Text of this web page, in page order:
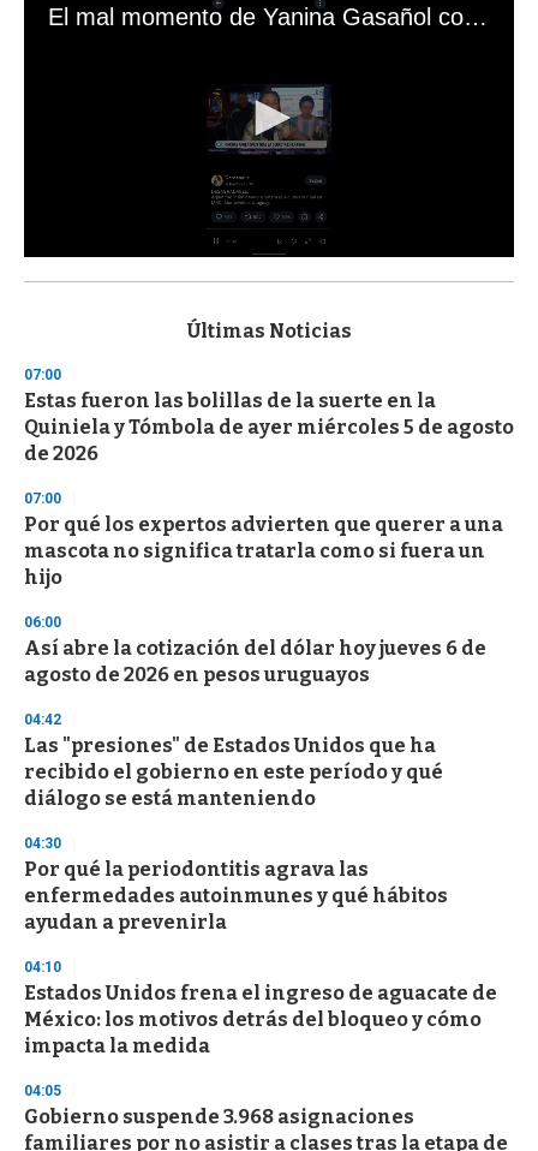
El mal momento de Yanina Gasañol con un hincha argentino en "Subrayado"
s
d
s
o
f
3
s
e
c
o
n
Últimas Noticias
07:00
Estas fueron las bolillas de la suerte en la
Quiniela y Tómbola de ayer miércoles 5 de agosto
de 2026
07:00
Por qué los expertos advierten que querer a una
mascota no significa tratarla como si fuera un
hijo
06:00
Así abre la cotización del dólar hoy jueves 6 de
agosto de 2026 en pesos uruguayos
04:42
Las "presiones" de Estados Unidos que ha
recibido el gobierno en este período y qué
diálogo se está manteniendo
04:30
Por qué la periodontitis agrava las
enfermedades autoinmunes y qué hábitos
ayudan a prevenirla
04:10
Estados Unidos frena el ingreso de aguacate de
México: los motivos detrás del bloqueo y cómo
impacta la medida
04:05
Gobierno suspende 3.968 asignaciones
familiares por no asistir a clases tras la etapa de